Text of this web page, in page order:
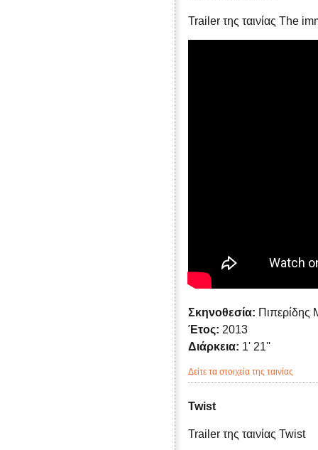
Trailer της ταινίας The
Σκηνοθεσία: Πιπερίδης
Έτος: 2013
Διάρκεια: 1' 21''
Δείτε τα στοιχεία της ταινίας
Twist
Trailer της ταινίας Twist